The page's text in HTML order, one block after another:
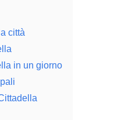
città
in un giorno